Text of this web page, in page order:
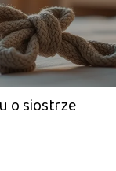
o siostrze